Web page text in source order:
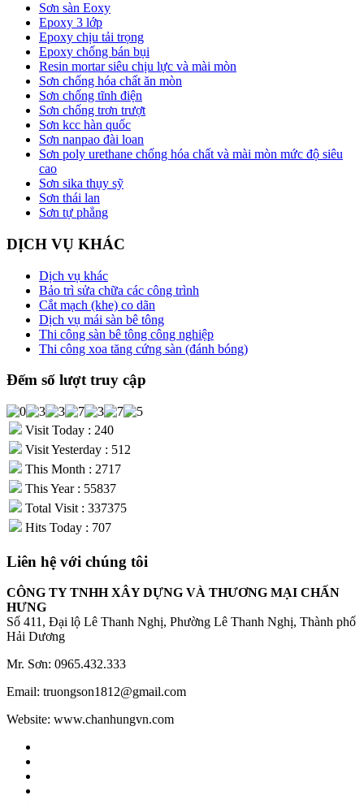
Sơn sàn Eoxy
Epoxy 3 lớp
Epoxy chịu tải trọng
Epoxy chống bán bụi
Resin mortar siêu chịu lực và mài mòn
Sơn chống hóa chất ăn mòn
Sơn chống tĩnh điện
Sơn chống trơn trượt
Sơn kcc hàn quốc
Sơn nanpao đài loan
Sơn poly urethane chống hóa chất và mài mòn mức độ siêu
cao
Sơn sika thụy sỹ
Sơn thái lan
Sơn tự phẳng
DỊCH VỤ KHÁC
Dịch vụ khác
Bảo trì sửa chữa các công trình
Cắt mạch (khe) co dãn
Dịch vụ mái sàn bê tông
Thi công sàn bê tông công nghiệp
Thi công xoa tăng cứng sàn (đánh bóng)
Đếm số lượt truy cập
Visit Today : 240
Visit Yesterday : 512
This Month : 2717
This Year : 55837
Total Visit : 337375
Hits Today : 707
Liên hệ với chúng tôi
CÔNG TY TNHH XÂY DỰNG VÀ THƯƠNG MẠI CHẤN
HƯNG
Số 411, Đại lộ Lê Thanh Nghị, Phường Lê Thanh Nghị, Thành phố
Hải Dương
Mr. Sơn: 0965.432.333
Email: truongson1812@gmail.com
Website: www.chanhungvn.com